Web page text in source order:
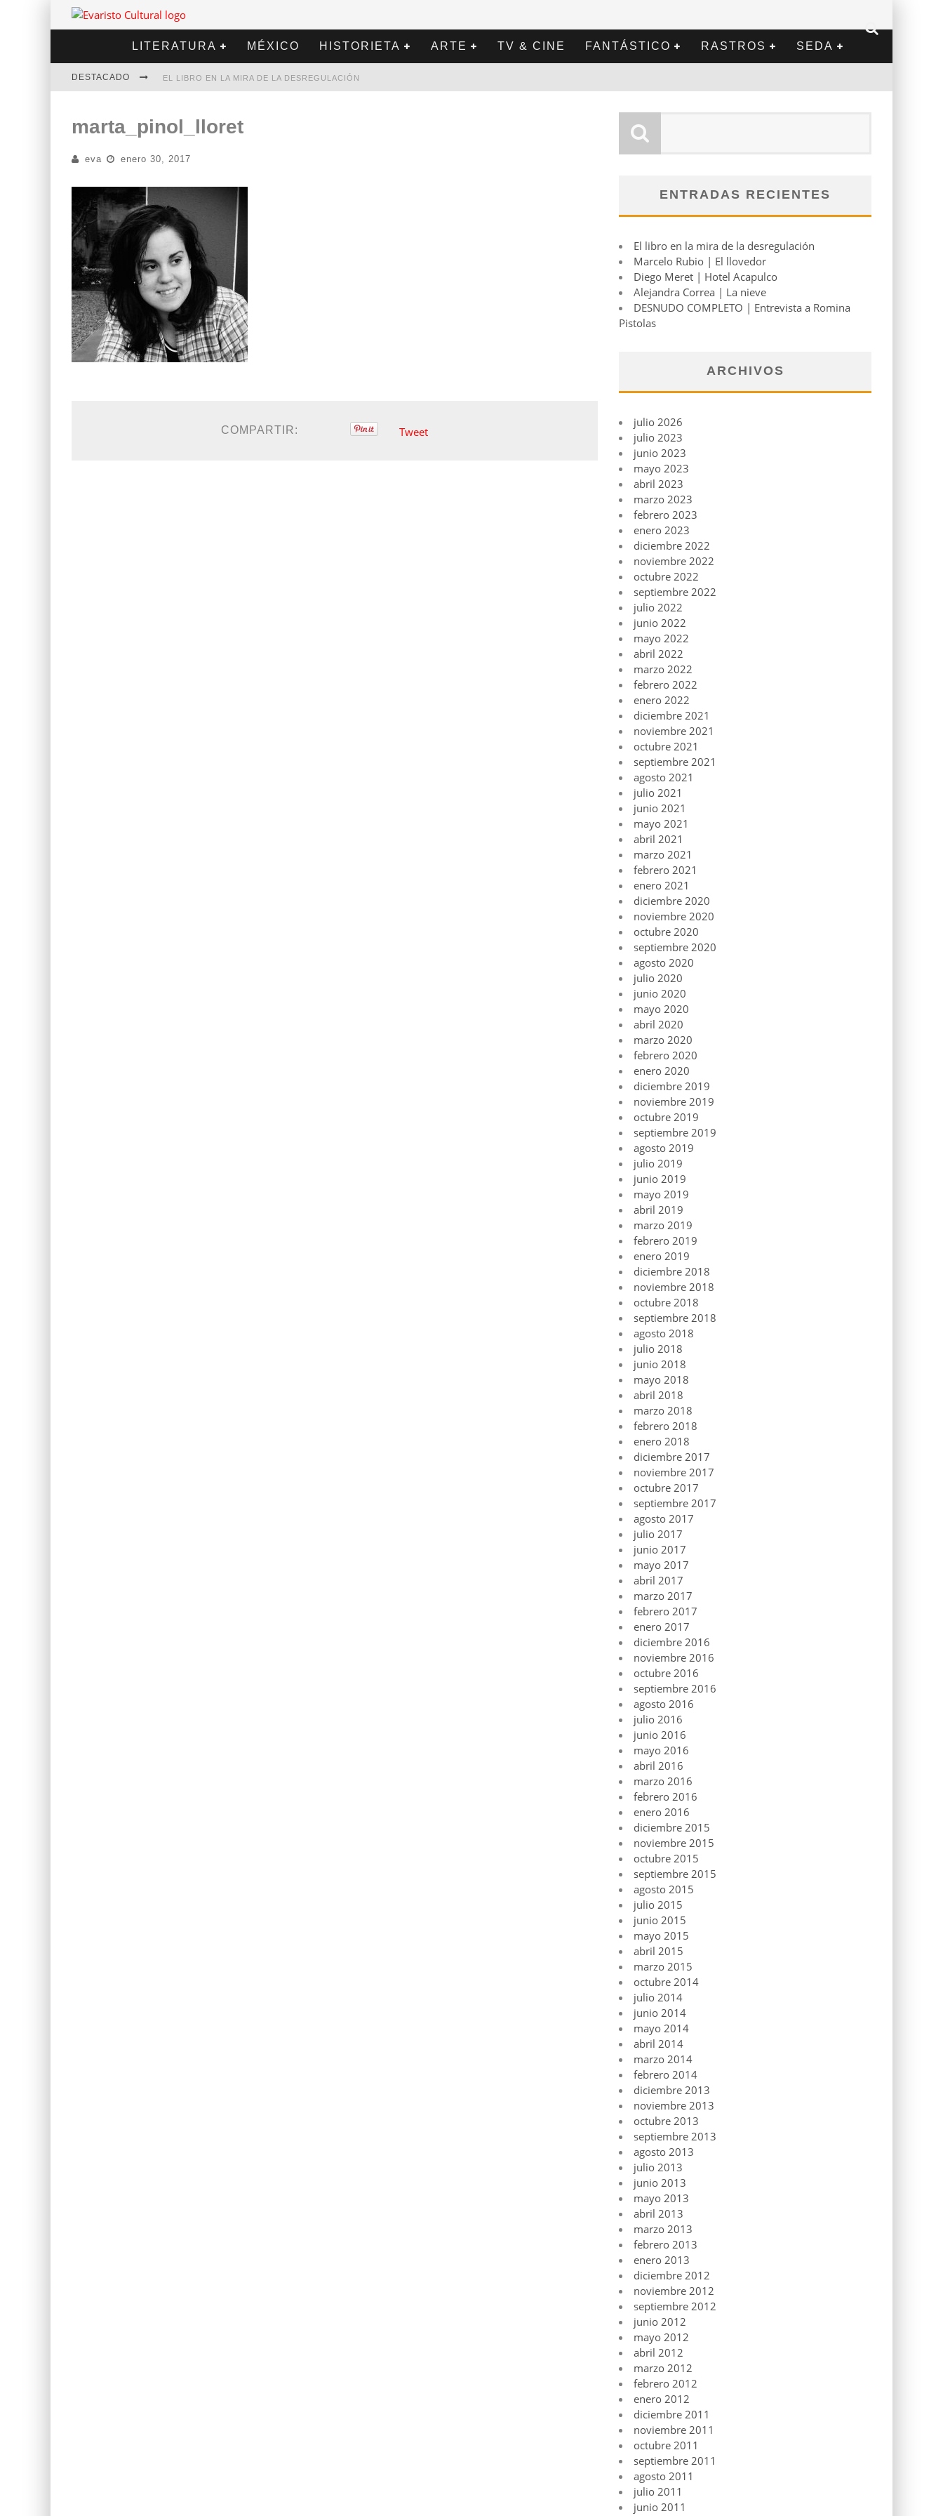
LITERATURA MÉXICO HISTORIETA ARTE TV & CINE FANTÁSTICO RASTROS SEDA
DESTACADO EL LIBRO EN LA MIRA DE LA DESREGULACIÓN
DIEGO MERET | HOTEL ACAPULCO
ALEJANDRA CORREA | LA NIEVE
marta_pinol_lloret
eva enero 30, 2017
COMPARTIR: Tweet
ENTRADAS RECIENTES
El libro en la mira de la desregulación
Marcelo Rubio | El llovedor
Diego Meret | Hotel Acapulco
Alejandra Correa | La nieve
DESNUDO COMPLETO | Entrevista a Romina
Pistolas
ARCHIVOS
julio 2026
julio 2023
junio 2023
mayo 2023
abril 2023
marzo 2023
febrero 2023
enero 2023
diciembre 2022
noviembre 2022
octubre 2022
septiembre 2022
julio 2022
junio 2022
mayo 2022
abril 2022
marzo 2022
febrero 2022
enero 2022
diciembre 2021
noviembre 2021
octubre 2021
septiembre 2021
agosto 2021
julio 2021
junio 2021
mayo 2021
abril 2021
marzo 2021
febrero 2021
enero 2021
diciembre 2020
noviembre 2020
octubre 2020
septiembre 2020
agosto 2020
julio 2020
junio 2020
mayo 2020
abril 2020
marzo 2020
febrero 2020
enero 2020
diciembre 2019
noviembre 2019
octubre 2019
septiembre 2019
agosto 2019
julio 2019
junio 2019
mayo 2019
abril 2019
marzo 2019
febrero 2019
enero 2019
diciembre 2018
noviembre 2018
octubre 2018
septiembre 2018
agosto 2018
julio 2018
junio 2018
mayo 2018
abril 2018
marzo 2018
febrero 2018
enero 2018
diciembre 2017
noviembre 2017
octubre 2017
septiembre 2017
agosto 2017
julio 2017
junio 2017
mayo 2017
abril 2017
marzo 2017
febrero 2017
enero 2017
diciembre 2016
noviembre 2016
octubre 2016
septiembre 2016
agosto 2016
julio 2016
junio 2016
mayo 2016
abril 2016
marzo 2016
febrero 2016
enero 2016
diciembre 2015
noviembre 2015
octubre 2015
septiembre 2015
agosto 2015
julio 2015
junio 2015
mayo 2015
abril 2015
marzo 2015
octubre 2014
julio 2014
junio 2014
mayo 2014
abril 2014
marzo 2014
febrero 2014
diciembre 2013
noviembre 2013
octubre 2013
septiembre 2013
agosto 2013
julio 2013
junio 2013
mayo 2013
abril 2013
marzo 2013
febrero 2013
enero 2013
diciembre 2012
noviembre 2012
septiembre 2012
junio 2012
mayo 2012
abril 2012
marzo 2012
febrero 2012
enero 2012
diciembre 2011
noviembre 2011
octubre 2011
septiembre 2011
agosto 2011
julio 2011
junio 2011